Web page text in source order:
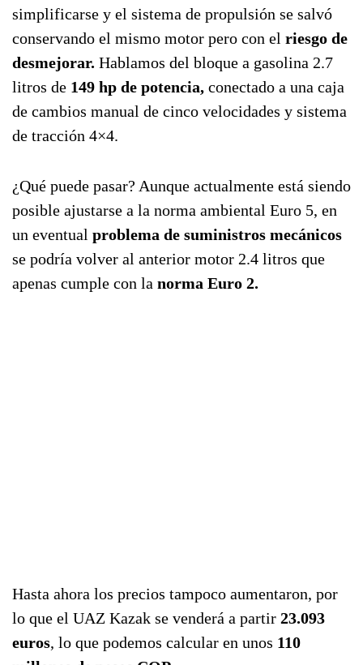
simplificarse y el sistema de propulsión se salvó
conservando el mismo motor pero con el riesgo de
desmejorar. Hablamos del bloque a gasolina 2.7
litros de 149 hp de potencia, conectado a una caja
de cambios manual de cinco velocidades y sistema
de tracción 4×4.
¿Qué puede pasar? Aunque actualmente está siendo
posible ajustarse a la norma ambiental Euro 5, en
un eventual problema de suministros mecánicos
se podría volver al anterior motor 2.4 litros que
apenas cumple con la norma Euro 2.
Hasta ahora los precios tampoco aumentaron, por
lo que el UAZ Kazak se venderá a partir 23.093
euros, lo que podemos calcular en unos 110